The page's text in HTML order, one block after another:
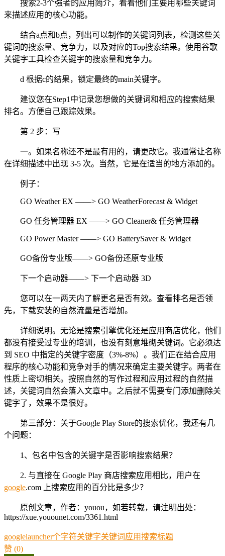
搜索2-3个强者的应用简介，看看他们主要用哪些关键词
来描述应用的核心功能。
结合a点和b点，列出可以制作的关键词列表，检测这些关
键词的搜索量、竞争力，以及对应的Top搜索结果。使用谷歌
关键字工具检查关键字的搜索量和竞争力。
d 根据c的结果，锁定最终的main关键字。
建议您在Step1中记录您想做的关键词和相应的搜索结果
排名。方便自己跟踪效果。
第 2 步：写
一。如果名称还不是最有用的，请更改它。我通常让名称
在详细描述中出现 3-5 次。当然，它是在适当的地方添加的。
例子：
GO Weather EX ——> GO WeatherForecast & Widget
GO 任务管理器 EX ——> GO Cleaner& 任务管理器
GO Power Master ——> GO BatterySaver & Widget
GO备份专业版——> GO备份还原专业版
下一个启动器——> 下一个启动器 3D
您可以在一两天内了解更名是否有效。查看排名是否领
先，下载安装的自然流量是否增加。
详细说明。无论是搜索引擎优化还是应用商店优化，他们
都没有接受过专业的培训，也没有刻意堆砌关键词。它必须达
到 SEO 中指定的关键字密度（3%-8%）。我们正在结合应用
程序的核心功能和竞争对手的情况来确定主要关键字。两者在
性质上密切相关。按照自然的写作过程和应用过程的自然描
述，关键词自然会落入文章中。之后就不需要专门添加删除关
键字了，效果不是很好。
第三部分：关于Google Play Store的搜索优化，我还有几
个问题：
1、包名中包含的关键字是否影响搜索结果？
2. 与直接在 Google Play 商店搜索应用相比，用户在
google.com 上搜索应用的百分比是多少？
原创文章，作者：youou，如若转载，请注明出处：
https://xue.youounet.com/3361.html
googlelauncher个字符关键字关键词 应用搜索标题
赞 (0)